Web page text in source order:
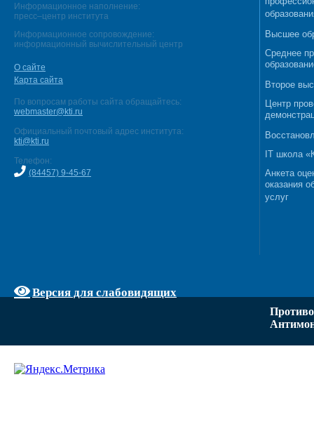
Информационное наполнение:
пресс–центр института
Информационное сопровождение:
информационный вычислительный центр
О сайте
Карта сайта
По вопросам работы сайта обращайтесь:
webmaster@kti.ru
Официальный почтовый адрес института:
kti@kti.ru
Телефон:
(84457) 9-45-67
Версия для слабовидящих
Высшее
Среднее
Второе
Центр
IT школа
Анкета
оказания
услуг